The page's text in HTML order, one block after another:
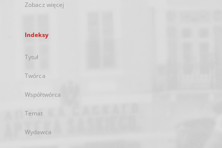
Zobacz więcej
Indeksy
Tytuł
Twórca
Współtwórca
Temat
Wydawca